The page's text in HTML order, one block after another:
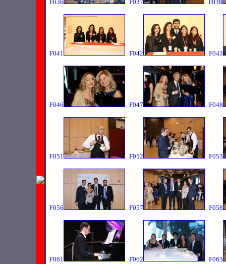
F036 F037 F038
F041 F042 F043
F046 F047 F048
F051 F052 F053
F056 F057 F058
F061 F062 F063